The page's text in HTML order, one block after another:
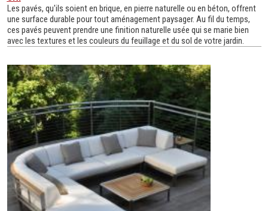
Les pavés, qu'ils soient en brique, en pierre naturelle ou en béton, offrent
une surface durable pour tout aménagement paysager. Au fil du temps,
ces pavés peuvent prendre une finition naturelle usée qui se marie bien
avec les textures et les couleurs du feuillage et du sol de votre jardin.